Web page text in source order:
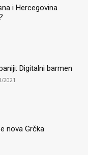
i Hercegovina
Digitalni barmen
2021
nova Grčka